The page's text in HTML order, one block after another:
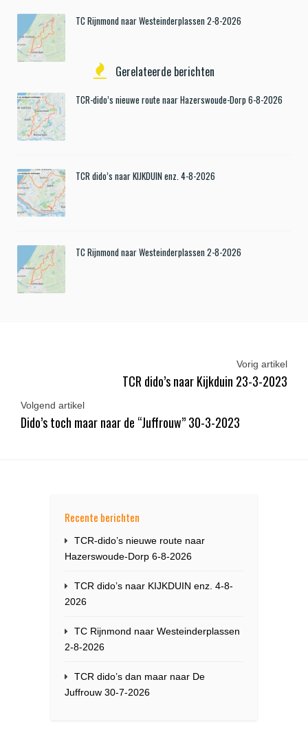
TC Rijnmond naar Westeinderplassen 2-8-2026
Gerelateerde berichten
TCR-dido’s nieuwe route naar Hazerswoude-Dorp 6-8-2026
TCR dido’s naar KIJKDUIN enz. 4-8-2026
TC Rijnmond naar Westeinderplassen 2-8-2026
Vorig artikel
TCR dido’s naar Kijkduin 23-3-2023
Volgend artikel
Dido’s toch maar naar de “Juffrouw” 30-3-2023
Recente berichten
TCR-dido’s nieuwe route naar
Hazerswoude-Dorp 6-8-2026
TCR dido’s naar KIJKDUIN enz. 4-8-
2026
TC Rijnmond naar Westeinderplassen
2-8-2026
TCR dido’s dan maar naar De
Juffrouw 30-7-2026